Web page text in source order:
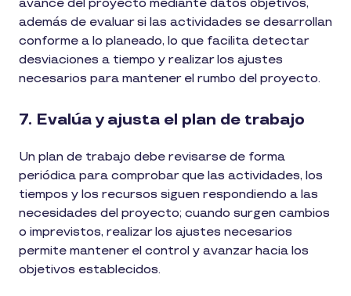
avance del proyecto mediante datos objetivos,
además de evaluar si las actividades se desarrollan
conforme a lo planeado, lo que facilita detectar
desviaciones a tiempo y realizar los ajustes
necesarios para mantener el rumbo del proyecto.
7. Evalúa y ajusta el plan de trabajo
Un plan de trabajo debe revisarse de forma
periódica para comprobar que las actividades, los
tiempos y los recursos siguen respondiendo a las
necesidades del proyecto; cuando surgen cambios
o imprevistos, realizar los ajustes necesarios
permite mantener el control y avanzar hacia los
objetivos establecidos.